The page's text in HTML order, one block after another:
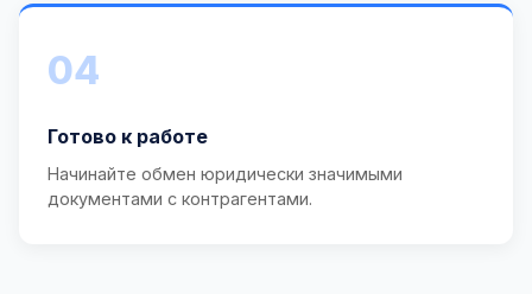
04
Готово к работе
Начинайте обмен юридически значимыми
документами с контрагентами.